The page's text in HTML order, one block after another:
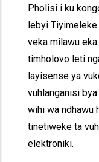
Pholisi i ku
lebyi Tiyimeleke
veka milawu
timholovo leti
layisense ya
vuhlanganisi
wihi wa ndhawu
tinetiweke ta
elektroniki.